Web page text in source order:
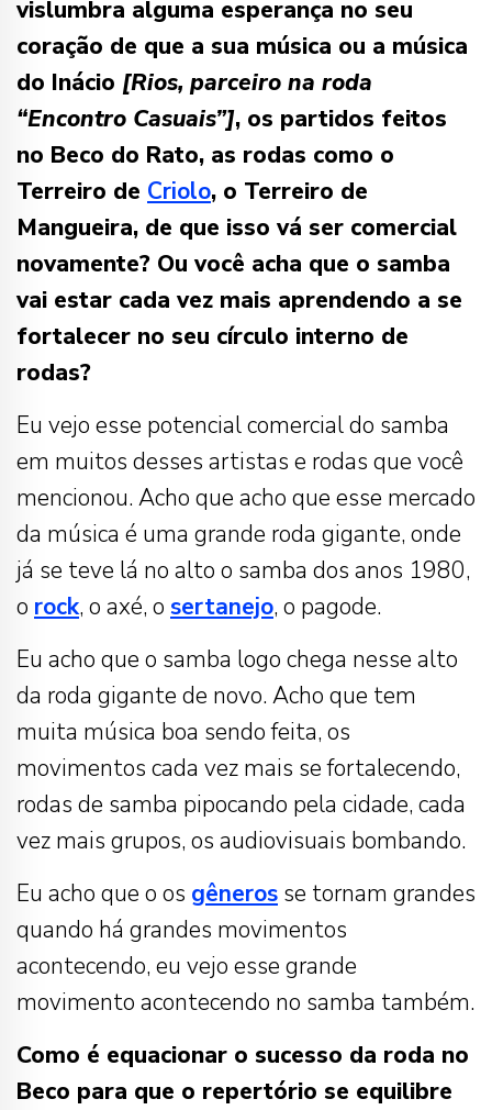
vislumbra alguma esperança no seu
coração de que a sua música ou a música
do Inácio [Rios, parceiro na roda
“Encontro Casuais”], os partidos feitos
no Beco do Rato, as rodas como o
Terreiro de Criolo, o Terreiro de
Mangueira, de que isso vá ser comercial
novamente? Ou você acha que o samba
vai estar cada vez mais aprendendo a se
fortalecer no seu círculo interno de
rodas?
Eu vejo esse potencial comercial do samba
em muitos desses artistas e rodas que você
mencionou. Acho que acho que esse mercado
da música é uma grande roda gigante, onde
já se teve lá no alto o samba dos anos 1980,
o rock, o axé, o sertanejo, o pagode.
Eu acho que o samba logo chega nesse alto
da roda gigante de novo. Acho que tem
muita música boa sendo feita, os
movimentos cada vez mais se fortalecendo,
rodas de samba pipocando pela cidade, cada
vez mais grupos, os audiovisuais bombando.
Eu acho que o os gêneros se tornam grandes
quando há grandes movimentos
acontecendo, eu vejo esse grande
movimento acontecendo no samba também.
Como é equacionar o sucesso da roda no
Beco para que o repertório se equilibre